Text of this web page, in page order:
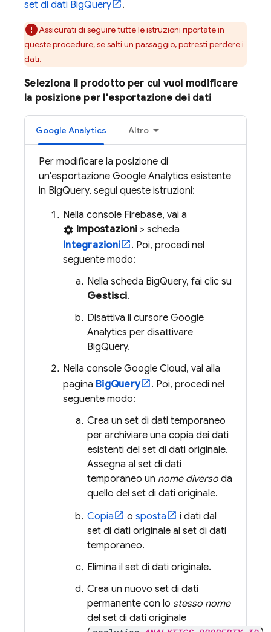
set di dati BigQuery .
Assicurati di seguire tutte le istruzioni riportate in
queste procedure; se salti un passaggio, potresti perdere i
dati.
Seleziona il prodotto per cui vuoi modificare
la posizione per l'esportazione dei dati
Google Analytics Altro
Per modificare la posizione di
un'esportazione Google Analytics esistente
in BigQuery, segui queste istruzioni:
Nella console Firebase, vai a
settings Impostazioni > scheda
Integrazioni
. Poi, procedi nel
seguente modo:
Nella scheda BigQuery, fai clic su
Gestisci.
Disattiva il cursore Google
Analytics per disattivare
BigQuery.
Nella console Google Cloud, vai alla
pagina BigQuery
. Poi, procedi nel
seguente modo:
Crea un set di dati temporaneo
per archiviare una copia dei dati
esistenti del set di dati originale.
Assegna al set di dati
temporaneo un nome diverso da
quello del set di dati originale.
Copia
o sposta
i dati dal
set di dati originale al set di dati
temporaneo.
Elimina il set di dati originale.
Crea un nuovo set di dati
permanente con lo stesso nome
del set di dati originale